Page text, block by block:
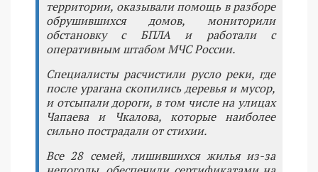
территории, оказывали помощь в разборе
обрушившихся домов, мониторили
обстановку с БПЛА и работали с
оперативным штабом МЧС России.
Специалисты расчистили русло реки, где
после урагана скопились деревья и мусор,
и отсыпали дороги, в том числе на улицах
Чапаева и Чкалова, которые наиболее
сильно пострадали от стихии.
Все 28 семей, лишившихся жилья из-за